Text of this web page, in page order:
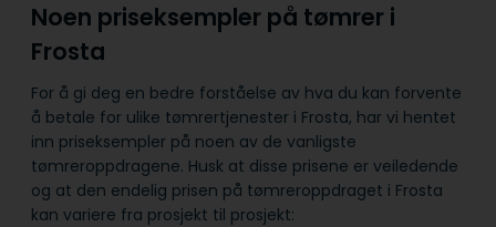
Noen priseksempler på tømrer i
Frosta
For å gi deg en bedre forståelse av hva du kan forvente
å betale for ulike tømrertjenester i Frosta, har vi hentet
inn priseksempler på noen av de vanligste
tømreroppdragene. Husk at disse prisene er veiledende
og at den endelig prisen på tømreroppdraget i Frosta
kan variere fra prosjekt til prosjekt: